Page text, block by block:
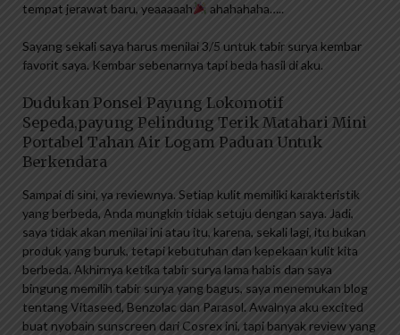
tempat jerawat baru, yeaaaaah
ahahahaha…..
Sayang sekali saya harus menilai 3/5 untuk tabir surya kembar
favorit saya. Kembar sebenarnya tapi beda hasil di aku.
Dudukan Ponsel Payung Lokomotif
Sepeda,payung Pelindung Terik Matahari Mini
Portabel Tahan Air Logam Paduan Untuk
Berkendara
Sampai di sini, ya reviewnya. Setiap kulit memiliki karakteristik
yang berbeda, Anda mungkin tidak setuju dengan saya. Jadi,
saya tidak akan menilai ini atau itu, karena, sekali lagi, itu bukan
produk yang buruk, tetapi kebutuhan dan kepekaan kulit kita
berbeda. Akhirnya ketika tabir surya lama habis dan saya
bingung memilih tabir surya yang bagus, saya menemukan blog
tentang Vitaseed, Benzolac dan Parasol. Awalnya aku excited
buat nyobain sunscreen dari Cosrex ini, tapi banyak review yang